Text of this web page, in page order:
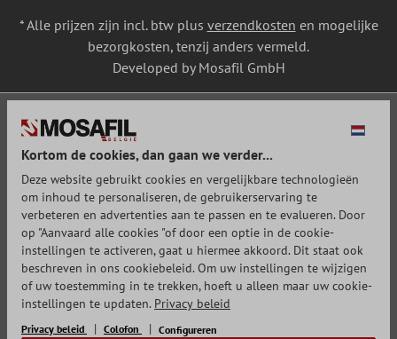
* Alle prijzen zijn incl. btw plus verzendkosten en mogelijke
bezorgkosten, tenzij anders vermeld.
Developed by Mosafil GmbH
Kortom de cookies, dan gaan we verder...
Deze website gebruikt cookies en vergelijkbare technologieën
om inhoud te personaliseren, de gebruikerservaring te
verbeteren en advertenties aan te passen en te evalueren. Door
op "Aanvaard alle cookies "of door een optie in de cookie-
instellingen te activeren, gaat u hiermee akkoord. Dit staat ook
beschreven in ons cookiebeleid. Om uw instellingen te wijzigen
of uw toestemming in te trekken, hoeft u alleen maar uw cookie-
instellingen te updaten. Privacy beleid
Privacy beleid Colofon Configureren